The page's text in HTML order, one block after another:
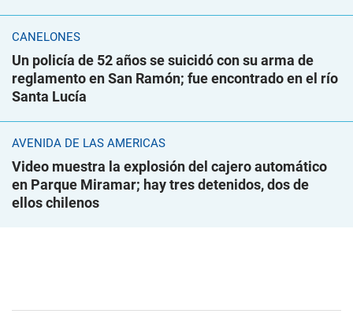
CANELONES
Un policía de 52 años se suicidó con su arma de
reglamento en San Ramón; fue encontrado en el río
Santa Lucía
AVENIDA DE LAS AMÉRICAS
Video muestra la explosión del cajero automático
en Parque Miramar; hay tres detenidos, dos de
ellos chilenos